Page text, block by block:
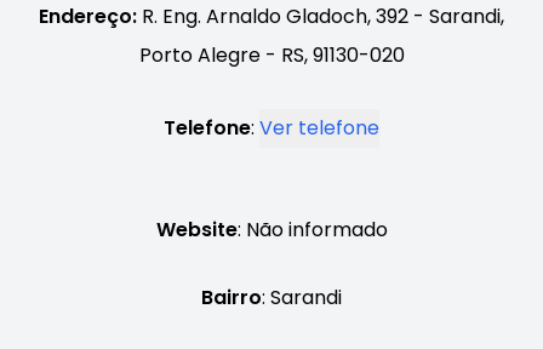
Endereço: R. Eng. Arnaldo Gladoch, 392 - Sarandi,
Porto Alegre - RS, 91130-020
Telefone: Ver telefone
Website: Não informado
Bairro: Sarandi